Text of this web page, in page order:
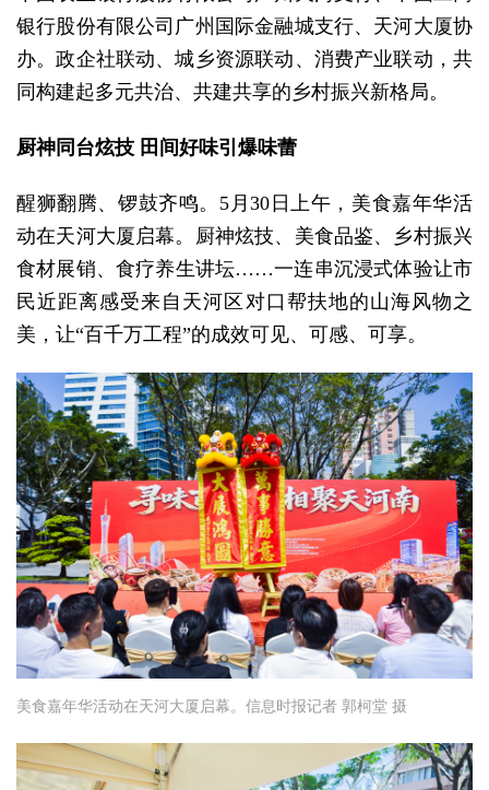
银行股份有限公司广州国际金融城支行、天河大厦协
办。政企社联动、城乡资源联动、消费产业联动，共
同构建起多元共治、共建共享的乡村振兴新格局。
厨神同台炫技 田间好味引爆味蕾
醒狮翻腾、锣鼓齐鸣。5月30日上午，美食嘉年华活
动在天河大厦启幕。厨神炫技、美食品鉴、乡村振兴
食材展销、食疗养生讲坛……一连串沉浸式体验让市
民近距离感受来自天河区对口帮扶地的山海风物之
美，让“百千万工程”的成效可见、可感、可享。
美食嘉年华活动在天河大厦启幕。信息时报记者 郭柯堂 摄